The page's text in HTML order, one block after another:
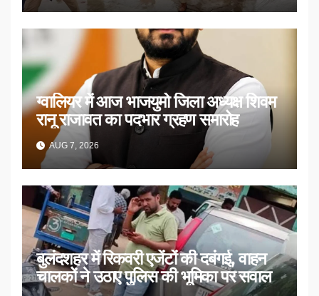
ग्वालियर में आज भाजयुमो जिला अध्यक्ष शिवम
रानू राजावत का पदभार ग्रहण समारोह
AUG 7, 2026
बुलंदशहर में रिकवरी एजेंटों की दबंगई, वाहन
चालकों ने उठाए पुलिस की भूमिका पर सवाल